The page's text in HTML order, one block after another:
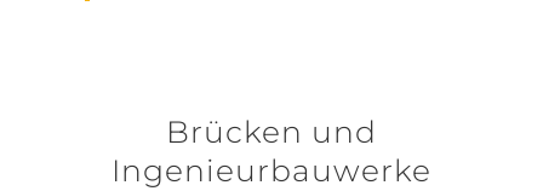
Brücken und
Ingenieurbauwerke